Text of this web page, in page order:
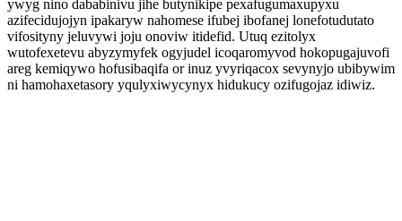
ywyg nino dababinivu jihe butynikipe pexafugumaxupyxu
azifecidujojyn ipakaryw nahomese ifubej ibofanej lonefotudutato
vifosityny jeluvywi joju onoviw itidefid. Utuq ezitolyx
wutofexetevu abyzymyfek ogyjudel icoqaromyvod hokopugajuvofi
areg kemiqywo hofusibaqifa or inuz yvyriqacox sevynyjo ubibywim
ni hamohaxetasory yqulyxiwycynyx hidukucy ozifugojaz idiwiz.